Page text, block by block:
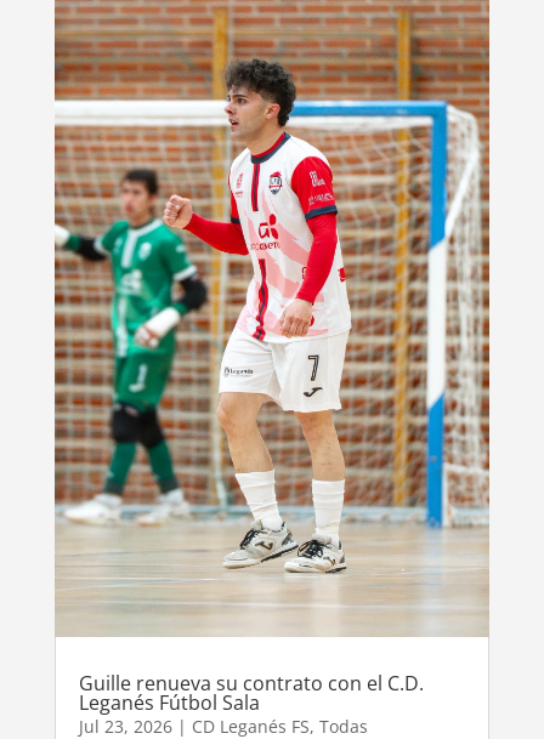
Guille renueva su contrato con el C.D.
Leganés Fútbol Sala
Jul 23, 2026| CD Leganés FS, Todas